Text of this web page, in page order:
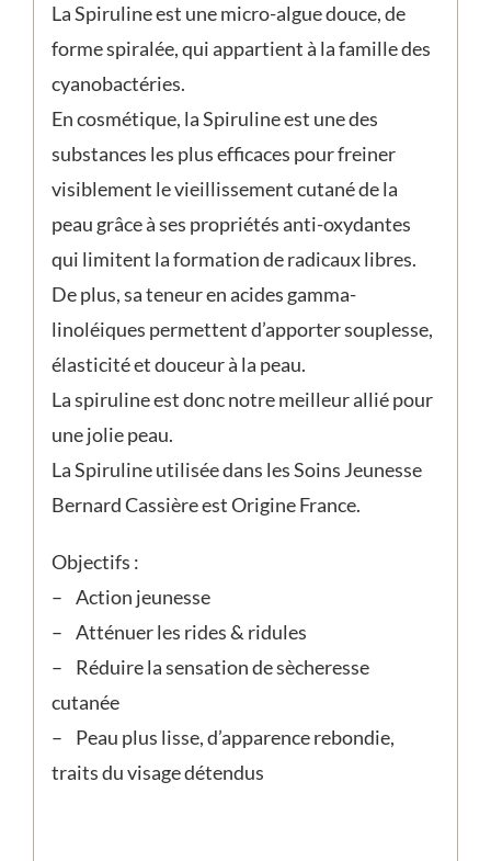
La Spiruline est une micro-algue douce, de
forme spiralée, qui appartient à la famille des
cyanobactéries.
En cosmétique, la Spiruline est une des
substances les plus efficaces pour freiner
visiblement le vieillissement cutané de la
peau grâce à ses propriétés anti-oxydantes
qui limitent la formation de radicaux libres.
De plus, sa teneur en acides gamma-
linoléiques permettent d’apporter souplesse,
élasticité et douceur à la peau.
La spiruline est donc notre meilleur allié pour
une jolie peau.
La Spiruline utilisée dans les Soins Jeunesse
Bernard Cassière est Origine France.
Objectifs :
– Action jeunesse
– Atténuer les rides & ridules
– Réduire la sensation de sècheresse
cutanée
– Peau plus lisse, d’apparence rebondie,
traits du visage détendus